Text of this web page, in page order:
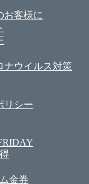
お客様に
ナウイルス対策
リシー
金券